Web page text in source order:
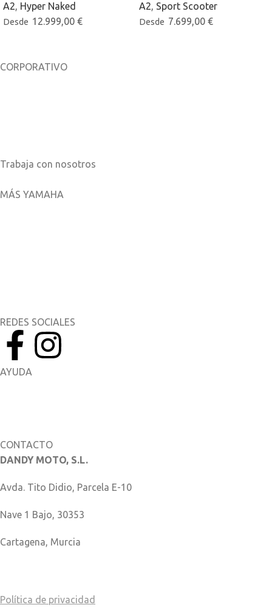
A2, Hyper Naked
Desde 12.999,00 €
A2, Sport Scooter
Desde 7.699,00 €
CORPORATIVO
Trabaja con nosotros
MÁS YAMAHA
REDES SOCIALES
AYUDA
CONTACTO
DANDY MOTO, S.L.
Avda. Tito Didio, Parcela E-10
Nave 1 Bajo, 30353
Cartagena, Murcia
Política de privacidad